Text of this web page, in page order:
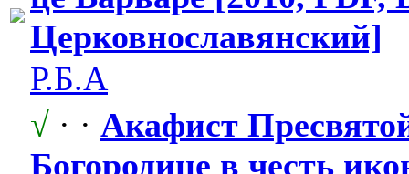
Церковнослав​янский]
Р.Б.А
√ · · Акафист
Богородице в честь